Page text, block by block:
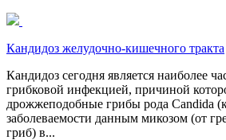
Кандидоз желудочно-кишечного тракта
Кандидоз сегодня является наиболее
грибковой инфекцией, причиной
дрожжеподобные грибы рода Candida
заболеваемости данным микозом (от
гриб) в...